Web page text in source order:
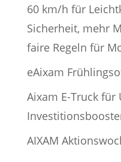
60 km/h für
Sicherheit, mehr
faire Regeln für
eAixam
Aixam E-Truck für
AIXAM